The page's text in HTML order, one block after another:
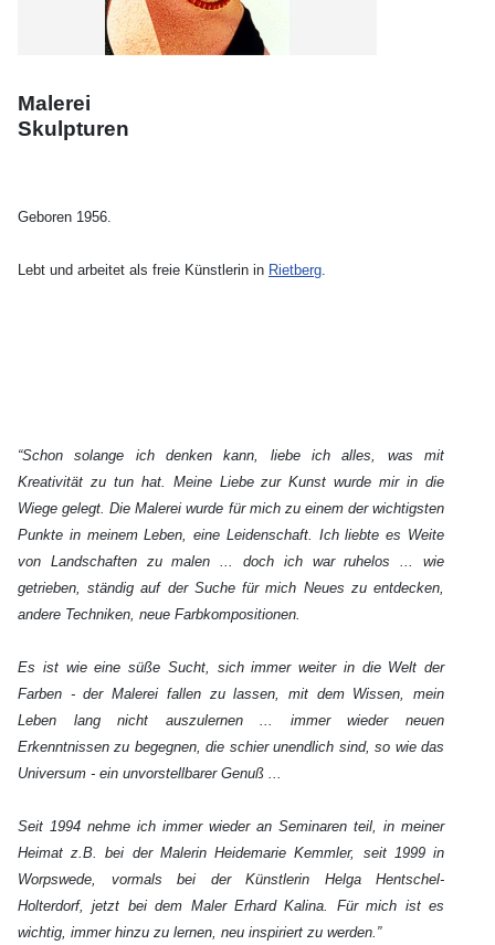
Malerei
Skulpturen
Geboren 1956.
Lebt und arbeitet als freie Künstlerin in Rietberg.
“Schon solange ich denken kann, liebe ich alles, was mit
Kreativität zu tun hat. Meine Liebe zur Kunst wurde mir in die
Wiege gelegt. Die Malerei wurde für mich zu einem der wichtigsten
Punkte in meinem Leben, eine Leidenschaft. Ich liebte es Weite
von Landschaften zu malen ... doch ich war ruhelos ... wie
getrieben, ständig auf der Suche für mich Neues zu entdecken,
andere Techniken, neue Farbkompositionen.
Es ist wie eine süße Sucht, sich immer weiter in die Welt der
Farben - der Malerei fallen zu lassen, mit dem Wissen, mein
Leben lang nicht auszulernen ... immer wieder neuen
Erkenntnissen zu begegnen, die schier unendlich sind, so wie das
Universum - ein unvorstellbarer Genuß ...
Seit 1994 nehme ich immer wieder an Seminaren teil, in meiner
Heimat z.B. bei der Malerin Heidemarie Kemmler, seit 1999 in
Worpswede, vormals bei der Künstlerin Helga Hentschel-
Holterdorf, jetzt bei dem Maler Erhard Kalina. Für mich ist es
wichtig, immer hinzu zu lernen, neu inspiriert zu werden.”